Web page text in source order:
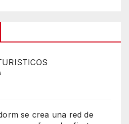
se crea una red de